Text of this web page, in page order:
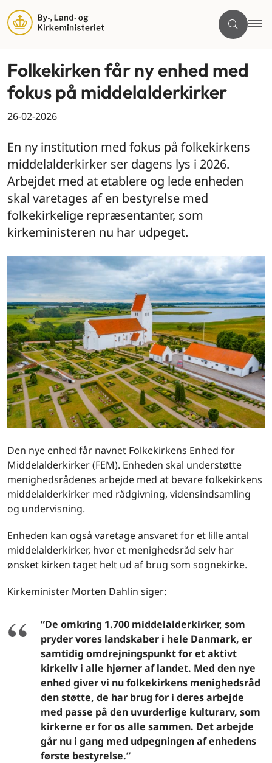
Folkekirken får ny enhed med
fokus på middelalderkirker
26-02-2026
En ny institution med fokus på folkekirkens
middelalderkirker ser dagens lys i 2026.
Arbejdet med at etablere og lede enheden
skal varetages af en bestyrelse med
folkekirkelige repræsentanter, som
kirkeministeren nu har udpeget.
Den nye enhed får navnet Folkekirkens Enhed for
Middelalderkirker (FEM). Enheden skal understøtte
menighedsrådenes arbejde med at bevare folkekirkens
middelalderkirker med rådgivning, vidensindsamling
og undervisning.
Enheden kan også varetage ansvaret for et lille antal
middelalderkirker, hvor et menighedsråd selv har
ønsket kirken taget helt ud af brug som sognekirke.
Kirkeminister Morten Dahlin siger:
”De omkring 1.700 middelalderkirker, som
pryder vores landskaber i hele Danmark, er
samtidig omdrejningspunkt for et aktivt
kirkeliv i alle hjørner af landet. Med den nye
enhed giver vi nu folkekirkens menighedsråd
den støtte, de har brug for i deres arbejde
med passe på den uvurderlige kulturarv, som
kirkerne er for os alle sammen. Det arbejde
går nu i gang med udpegningen af enhedens
første bestyrelse.”